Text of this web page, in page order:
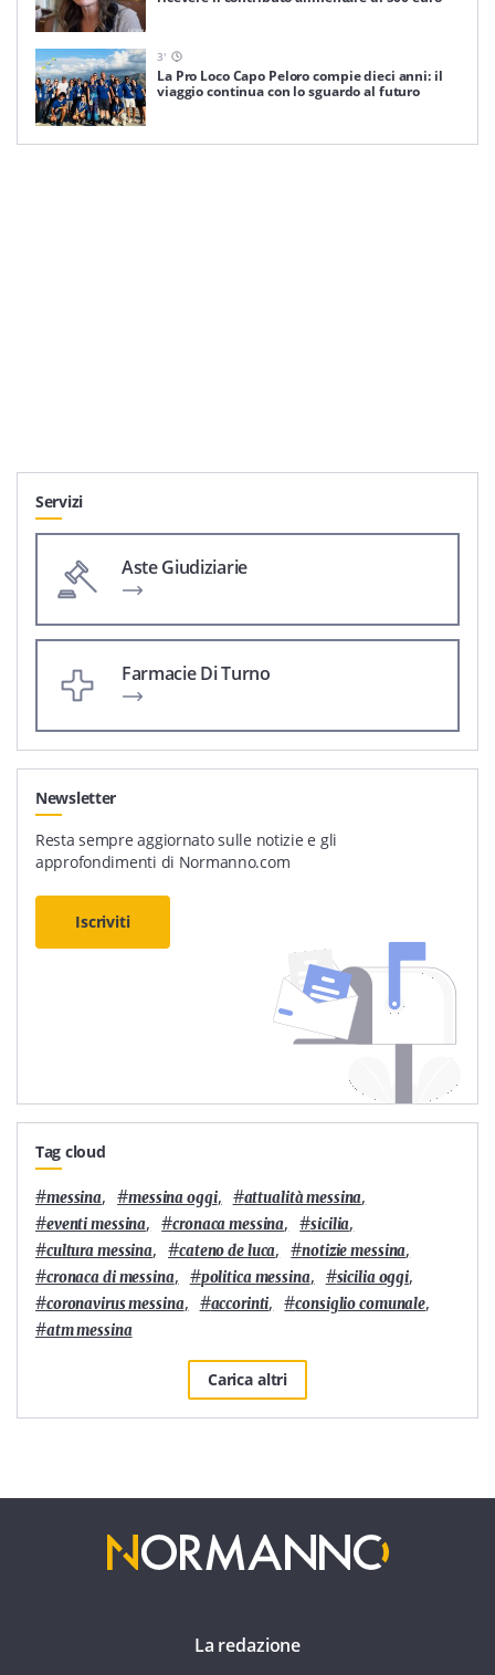
3'
La Pro Loco Capo Peloro compie dieci anni: il
viaggio continua con lo sguardo al futuro
Servizi
Aste Giudiziarie
Farmacie Di Turno
Newsletter
Resta sempre aggiornato sulle notizie e gli
approfondimenti di Normanno.com
Iscriviti
Tag cloud
#messina, #messina oggi, #attualità messina,
#eventi messina, #cronaca messina, #sicilia,
#cultura messina, #cateno de luca, #notizie messina,
#cronaca di messina, #politica messina, #sicilia oggi,
#coronavirus messina, #accorinti, #consiglio comunale,
#atm messina
Carica altri
La redazione